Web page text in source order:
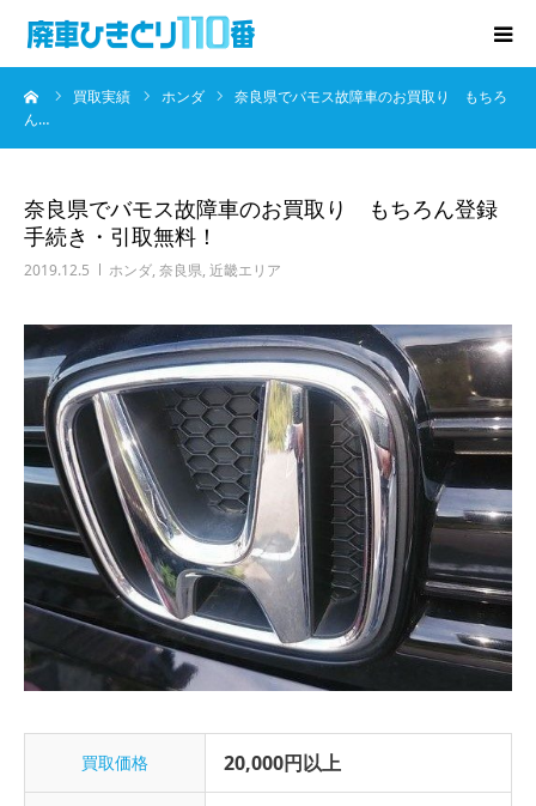
買取実績 ホンダ
奈良県でバモス故障車のお買取り もちろ
ん…
奈良県でバモス故障車のお買取り もちろん登録
手続き・引取無料！
2019.12.5 ホンダ, 奈良県, 近畿エリア
買取価格 20,000円以上
廃車･事故車の買取
無料査定
お知らせ
会社概要
お問い合わせ